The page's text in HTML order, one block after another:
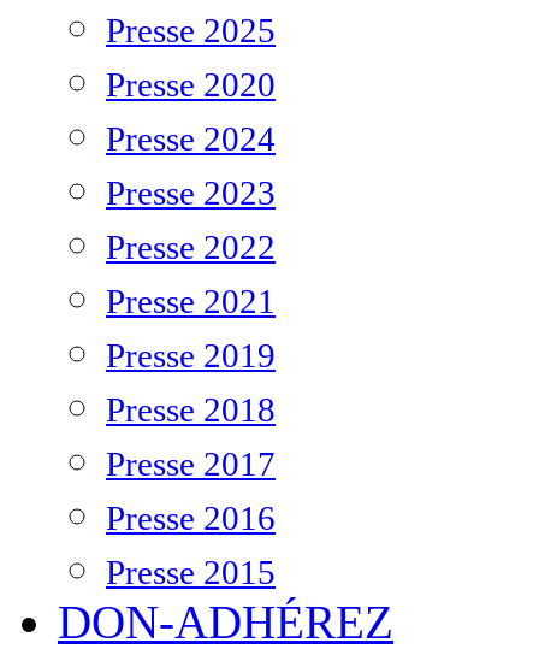
Presse 2025
Presse 2020
Presse 2024
Presse 2023
Presse 2022
Presse 2021
Presse 2019
Presse 2018
Presse 2017
Presse 2016
Presse 2015
DON-ADHÉREZ